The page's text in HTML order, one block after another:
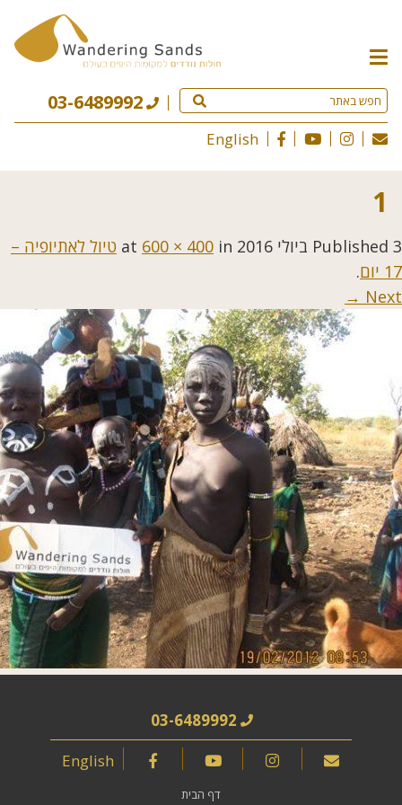
תפריט
האתר
03-6489992
English
1
Published 3 ביולי 2016 600 × 400 in
טיול לאתיופיה –
17 יום
.
Next →
03-6489992
English
דף הבית